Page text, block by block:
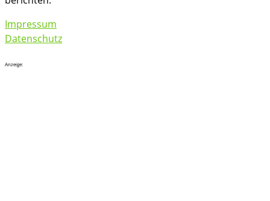
Impressum
Datenschutz
Anzeige: